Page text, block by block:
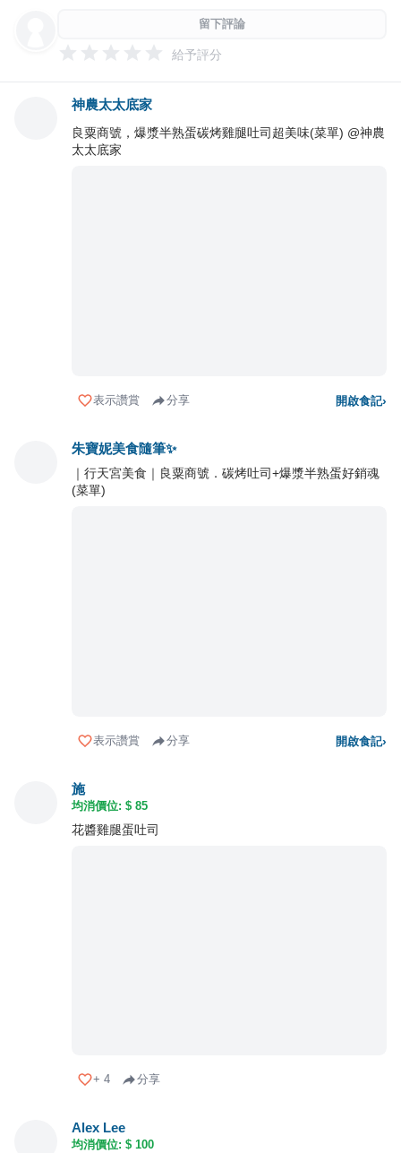
留下評論
給予評分
神農太太底家
良粟商號，爆漿半熟蛋碳烤雞腿吐司超美味(菜單) @神農
太太底家
表示讚賞 分享 開啟食記›
朱寶妮美食隨筆✨
｜行天宮美食｜良粟商號．碳烤吐司+爆漿半熟蛋好銷魂
(菜單)
表示讚賞 分享 開啟食記›
施
均消價位: $ 85
花醬雞腿蛋吐司
+ 4 分享
Alex Lee
均消價位: $ 100